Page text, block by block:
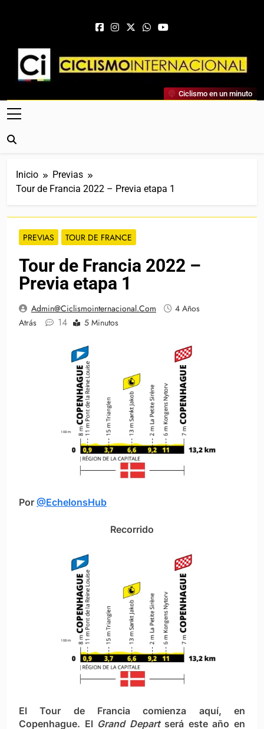
Ciclismo Internacional
Web Dedicada Al Ciclismo Mundial. Entrevistas, Análisis,
Crónicas, Previas Y Más. La Web Ciclista De Referencia.
Ciclismo en un minuto
Inicio
Previas
Tour de Francia 2022 – Previa etapa 1
PREVIAS TOUR DE FRANCE
Tour de Francia 2022 –
Previa etapa 1
Admin@ciclismointernacional.com
4 Años
Atrás
14 5 Minutos
Por @EchelonsHub
Recorrido
El Tour de Francia comienza aquí, en
Copenhague. El Grand Departserá este año en